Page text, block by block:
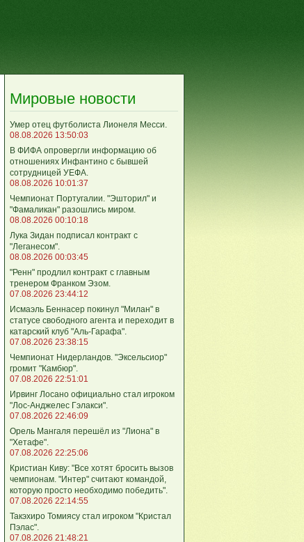
Мировые новости
Умер отец футболиста Лионеля Месси.
08.08.2026 13:50:03
В ФИФА опровергли информацию об
отношениях Инфантино с бывшей
сотрудницей УЕФА.
08.08.2026 10:01:37
Чемпионат Португалии. "Эшторил" и
"Фамаликан" разошлись миром.
08.08.2026 00:10:18
Лука Зидан подписал контракт с
"Леганесом".
08.08.2026 00:03:45
"Ренн" продлил контракт с главным
тренером Франком Эзом.
07.08.2026 23:44:12
Исмаэль Беннасер покинул "Милан" в
статусе свободного агента и переходит в
катарский клуб "Аль-Гарафа".
07.08.2026 23:38:15
Чемпионат Нидерландов. "Эксельсиор"
громит "Камбюр".
07.08.2026 22:51:01
Ирвинг Лосано официально стал игроком
"Лос-Анджелес Гэлакси".
07.08.2026 22:46:09
Орель Мангаля перешёл из "Лиона" в
"Хетафе".
07.08.2026 22:25:06
Кристиан Киву: "Все хотят бросить вызов
чемпионам. "Интер" считают командой,
которую просто необходимо победить".
07.08.2026 22:14:55
Такэхиро Томиясу стал игроком "Кристал
Пэлас".
07.08.2026 21:48:21